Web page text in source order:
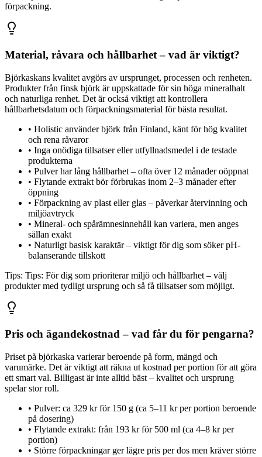
förpackning.
Material, råvara och hållbarhet – vad är viktigt?
Björkaskans kvalitet avgörs av ursprunget, processen och renheten.
Produkter från finsk björk är uppskattade för sin höga mineralhalt
och naturliga renhet. Det är också viktigt att kontrollera
hållbarhetsdatum och förpackningsmaterial för bästa resultat.
• Holistic använder björk från Finland, känt för hög kvalitet
och rena råvaror
• Inga onödiga tillsatser eller utfyllnadsmedel i de testade
produkterna
• Pulver har lång hållbarhet – ofta över 12 månader oöppnat
• Flytande extrakt bör förbrukas inom 2–3 månader efter
öppning
• Förpackning av plast eller glas – påverkar återvinning och
miljöavtryck
• Mineral- och spårämnesinnehåll kan variera, men anges
sällan exakt
• Naturligt basisk karaktär – viktigt för dig som söker pH-
balanserande tillskott
Tips: Tips: För dig som prioriterar miljö och hållbarhet – välj
produkter med tydligt ursprung och så få tillsatser som möjligt.
Pris och ägandekostnad – vad får du för pengarna?
Priset på björkaska varierar beroende på form, mängd och
varumärke. Det är viktigt att räkna ut kostnad per portion för att göra
ett smart val. Billigast är inte alltid bäst – kvalitet och ursprung
spelar stor roll.
• Pulver: ca 329 kr för 150 g (ca 5–11 kr per portion beroende
på dosering)
• Flytande extrakt: från 193 kr för 500 ml (ca 4–8 kr per
portion)
• Större förpackningar ger lägre pris per dos men kräver större